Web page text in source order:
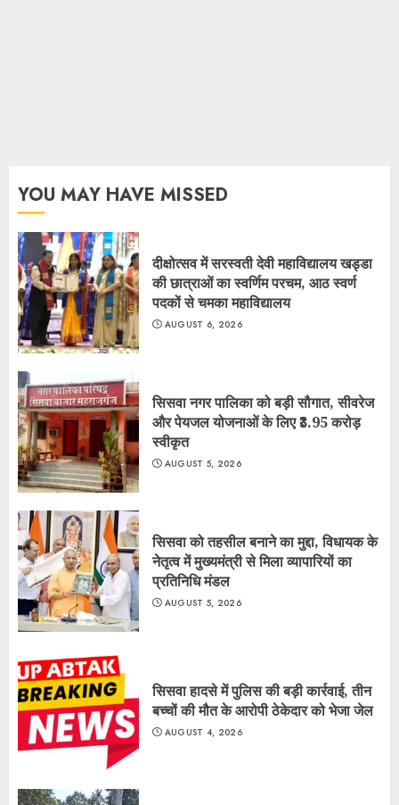
YOU MAY HAVE MISSED
दीक्षोत्सव में सरस्वती देवी महाविद्यालय खड्डा
की छात्राओं का स्वर्णिम परचम, आठ स्वर्ण
पदकों से चमका महाविद्यालय
AUGUST 6, 2026
सिसवा नगर पालिका को बड़ी सौगात, सीवरेज
और पेयजल योजनाओं के लिए ₹3.95 करोड़
स्वीकृत
AUGUST 5, 2026
सिसवा को तहसील बनाने का मुद्दा, विधायक के
नेतृत्व में मुख्यमंत्री से मिला व्यापारियों का
प्रतिनिधि मंडल
AUGUST 5, 2026
सिसवा हादसे में पुलिस की बड़ी कार्रवाई, तीन
बच्चों की मौत के आरोपी ठेकेदार को भेजा जेल
AUGUST 4, 2026